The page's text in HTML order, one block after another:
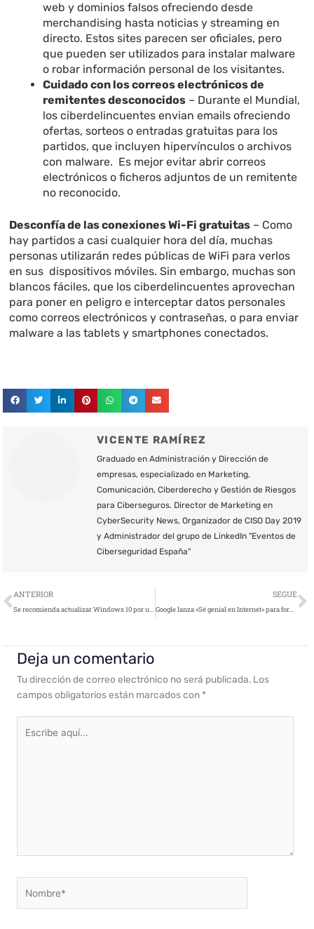
web y dominios falsos ofreciendo desde
merchandising hasta noticias y streaming en
directo. Estos sites parecen ser oficiales, pero
que pueden ser utilizados para instalar malware
o robar información personal de los visitantes.
Cuidado con los correos electrónicos de
remitentes desconocidos – Durante el Mundial,
los ciberdelincuentes envian emails ofreciendo
ofertas, sorteos o entradas gratuitas para los
partidos, que incluyen hipervínculos o archivos
con malware. Es mejor evitar abrir correos
electrónicos o ficheros adjuntos de un remitente
no reconocido.
Desconfía de las conexiones Wi-Fi gratuitas – Como
hay partidos a casi cualquier hora del día, muchas
personas utilizarán redes públicas de WiFi para verlos
en sus dispositivos móviles. Sin embargo, muchas son
blancos fáciles, que los ciberdelincuentes aprovechan
para poner en peligro e interceptar datos personales
como correos electrónicos y contraseñas, o para enviar
malware a las tablets y smartphones conectados.
VICENTE RAMÍREZ
Graduado en Administración y Dirección de
empresas, especializado en Marketing,
Comunicación, Ciberderecho y Gestión de Riesgos
para Ciberseguros. Director de Marketing en
CyberSecurity News, Organizador de CISO Day 2019
y Administrador del grupo de LinkedIn "Eventos de
Ciberseguridad España"
Ant
ANTERIOR
Se recomienda actualizar Windows 10 por una vulnerabilidad que permite a Cortana acceder a los documentos
SEGUE
Google lanza »Sé genial en Internet» para formar ciudadanos digitales responsables
Deja un comentario
Tu dirección de correo electrónico no será publicada. Los
campos obligatorios están marcados con *
aquí...